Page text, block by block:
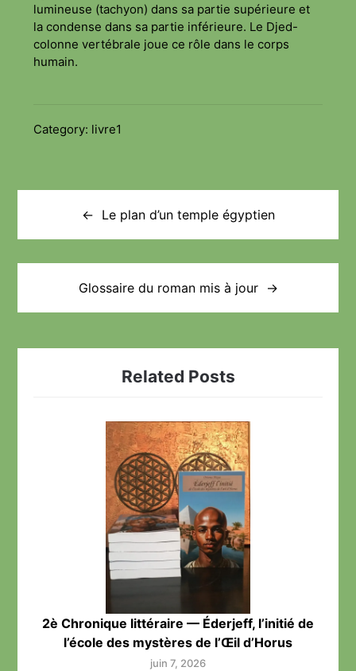
lumineuse (tachyon) dans sa partie supérieure et
la condense dans sa partie inférieure. Le Djed-
colonne vertébrale joue ce rôle dans le corps
humain.
Category: livre1
Navigation
l’article
Le plan d’un temple égyptien
Glossaire du roman mis à jour
Related Posts
2è Chronique littéraire — Éderjeff, l’initié de
l’école des mystères de l’Œil d’Horus
juin 7, 2026